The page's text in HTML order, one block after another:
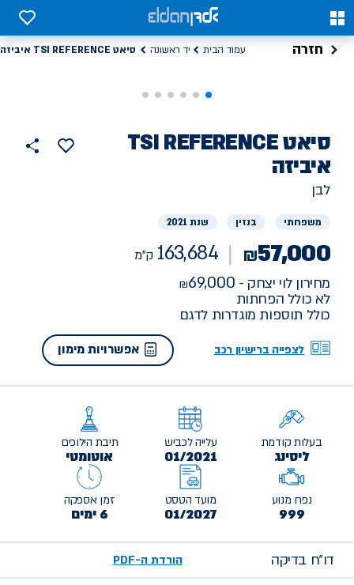
0
0
חזרה עמוד הבית יד ראשונה סיאט TSI REFERENCE איביזה
רכב
יד
ראשונה
סיאטTSI REFERENCE
איביזה
הוסף
למועדפים
לבן
משפחתי בנזין שנת 2021
₪57,000
163,684 ק"מ
מחירון לוי יצחק - 69,000
לא כולל הפחתות
כולל תוספות מוגדרות לדגם
לצפייה ברישיון רכב אפשרויות מימון
בעלות קודמת
ליסינג
עלייה לכביש
01/2021
תיבת הילוכים
אוטומטי
נפח מנוע
999
מועד הטסט
01/2027
זמן אספקה
6 ימים
דו״ח בדיקה הורדת ה-PDF